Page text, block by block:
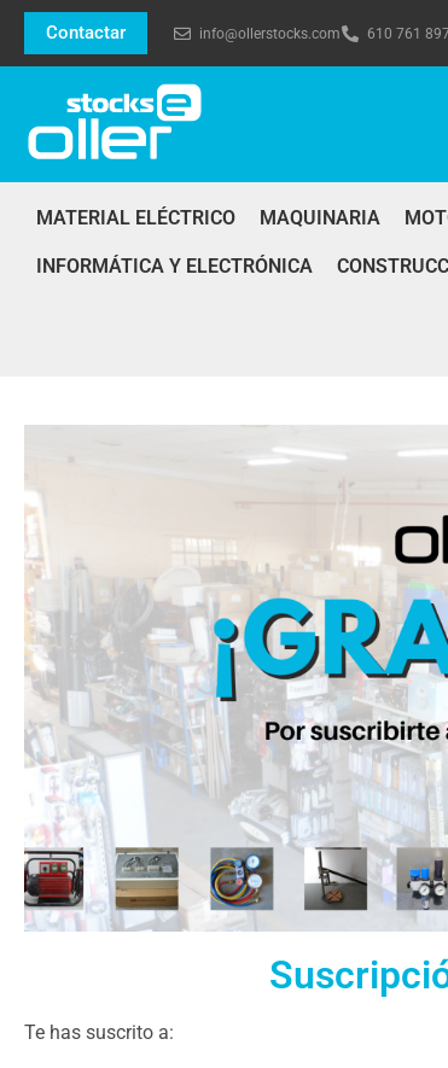
Contactar info@ollerstocks.com 610 761 897
MATERIAL ELÉCTRICO MAQUINARIA
INFORMÁTICA Y ELECTRÓNICA
Te has suscrito a: